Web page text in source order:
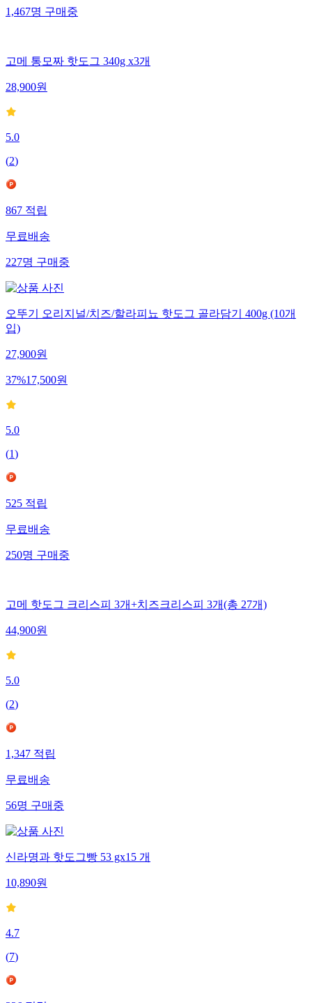
1,467명구매중
고메 통모짜 핫도그 340g x3개
28,900원
5.0
(2)
867적립
무료배송
227명구매중
오뚜기 오리지널/치즈/할라피뇨 핫도그 골라담기 400g (10개
입)
27,900원
37%17,500원
5.0
(1)
525적립
무료배송
250명구매중
고메 핫도그 크리스피 3개+치즈크리스피 3개(총 27개)
44,900원
5.0
(2)
1,347적립
무료배송
56명구매중
신라명과 핫도그빵 53 gx15 개
10,890원
4.7
(7)